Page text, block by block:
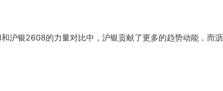
沪银2608的力量对比中，沪银贡献了更多的趋势动能，而